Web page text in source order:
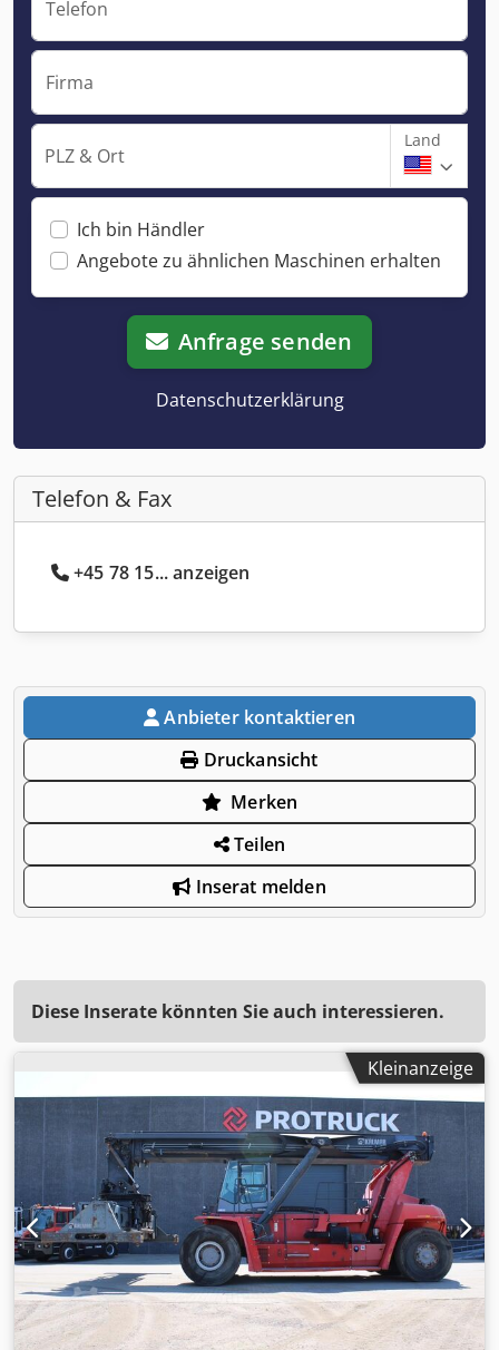
Telefon
Firma
PLZ & Ort
Land
Ich bin Händler
Angebote zu ähnlichen Maschinen erhalten
Anfrage senden
Datenschutzerklärung
Telefon & Fax
+45 78 15... anzeigen
Anbieter kontaktieren
Druckansicht
Merken
Teilen
Inserat melden
Diese Inserate könnten Sie auch interessieren.
Kleinanzeige